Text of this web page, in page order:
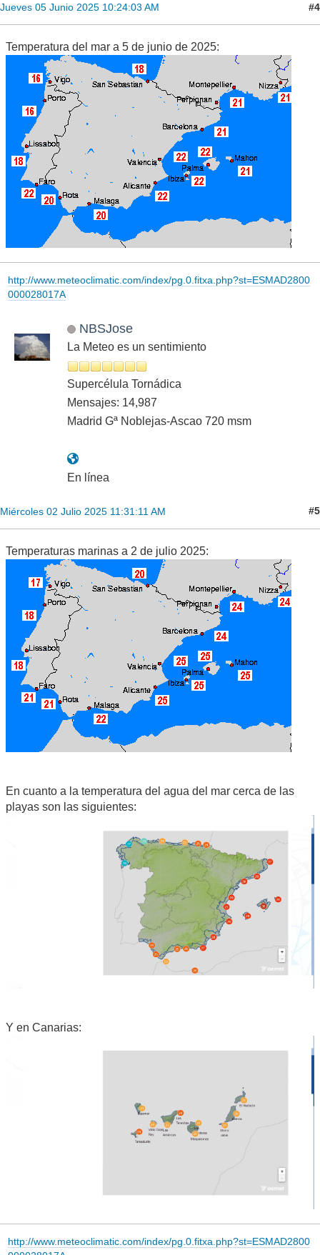
Jueves 05 Junio 2025 10:24:03 AM #4
Temperatura del mar a 5 de junio de 2025:
http://www.meteoclimatic.com/index/pg.0.fitxa.php?st=ESMAD2800
000028017A
NBSJose
La Meteo es un sentimiento
Supercélula Tornádica
Mensajes: 14,987
Madrid Gª Noblejas-Ascao 720 msm
En línea
Miércoles 02 Julio 2025 11:31:11 AM #5
Temperaturas marinas a 2 de julio 2025:
En cuanto a la temperatura del agua del mar cerca de las
playas son las siguientes:
Y en Canarias:
http://www.meteoclimatic.com/index/pg.0.fitxa.php?st=ESMAD2800